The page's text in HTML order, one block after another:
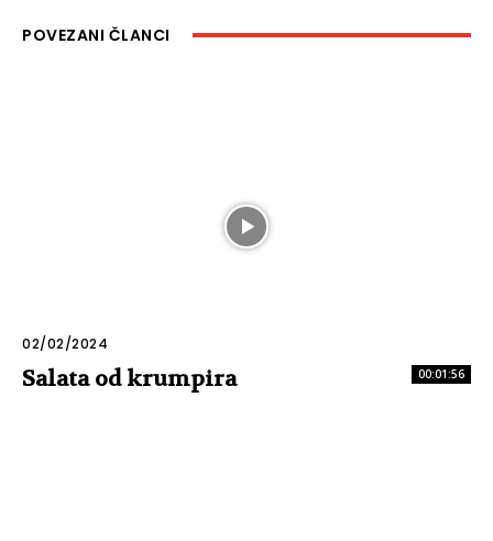
POVEZANI ČLANCI
00:01:56
02/02/2024
Salata od krumpira